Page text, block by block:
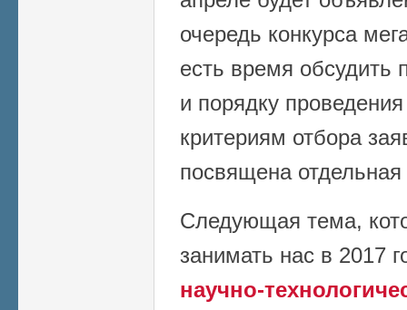
очередь конкурса
есть время
и порядку
критериям отбора
посвящена отдельная
Следующая тема,
занимать нас в 2017
научно-